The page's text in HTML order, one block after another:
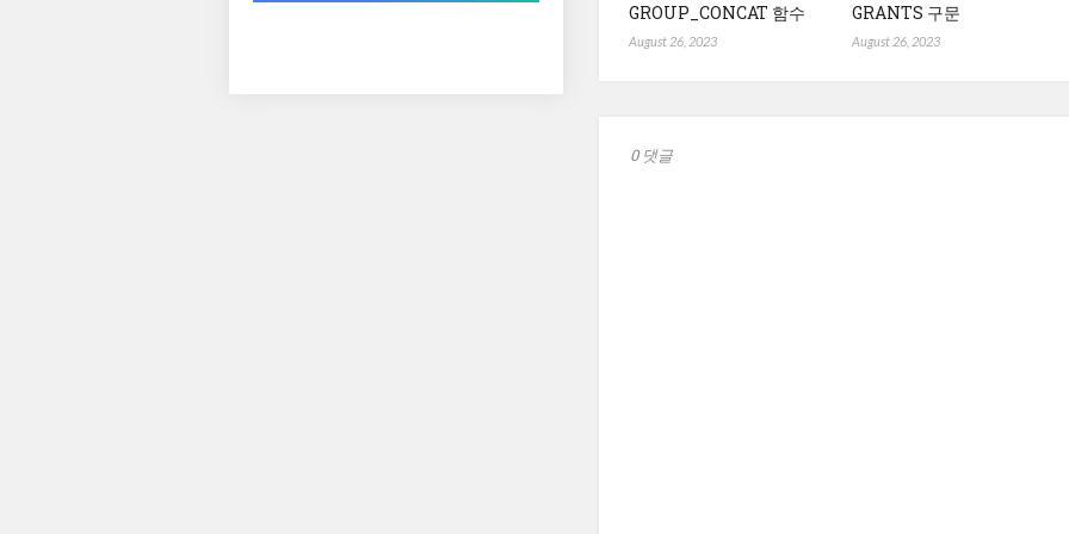
GROUP_CONCAT 함수
August 26, 2023
GRANTS 구문
August 26, 2023
0 댓글